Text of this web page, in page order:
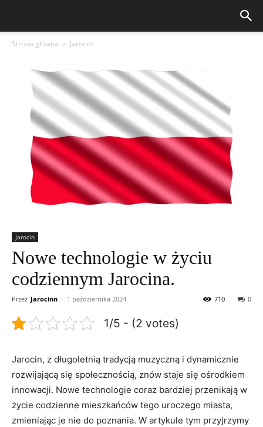
Strona główna Jarocin
Jarocin
Nowe technologie w życiu
codziennym Jarocina.
Przez Jarocinn - 1 października 2024 0
710
1/5 - (2 votes)
Jarocin,⁣ z ⁤długoletnią tradycją muzyczną i dynamicznie
rozwijającą się społecznością, ‍znów staje ‌się ⁣ośrodkiem
innowacji. Nowe technologie coraz bardziej przenikają w
życie codzienne mieszkańców tego uroczego miasta,
zmieniając je nie do⁣ poznania. W artykule tym przyjrzymy